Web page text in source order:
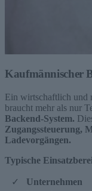
Kaufmännischer
Ein wirtschaftlich und
braucht mehr als nur
Backend-System.
Zugangssteuerung,
Ladevorgängen.
Typische
Unternehmen